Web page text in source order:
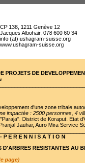
CP 138, 1211 Genève 12
Jacques Albohair, 078 600 60 34
info (at) ushagram-suisse.org
www.ushagram-suisse.org
PROJETS DE
d'une zone tribale
impactée : 2500 personnes, 4
District de Koraput. Etat
Jauhar, Auro Mira Service
P E R E N N I S A T I O N
D'ARBRES RESISTANTES AU
page)